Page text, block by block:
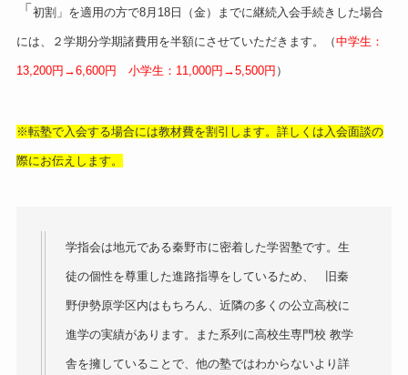
「 初割」を適用の方で8月18日（金）までに継続入会手続きした場合
には、２学期分学期諸費用を半額にさせていただきます。（中学生：
13,200円→6,600円 小学生：11,000円→5,500円 ）
※転塾で入会する場合には教材費を割引します。詳しくは入会面談の
際にお伝えします。
学指会は地元である秦野市に密着した学習塾です。生
徒の個性を尊重した進路指導をしているため、 旧秦
野伊勢原学区内はもちろん、近隣の多くの公立高校に
進学の実績があります。また系列に高校生専門校 教学
舎を擁していることで、他の塾ではわからないより詳